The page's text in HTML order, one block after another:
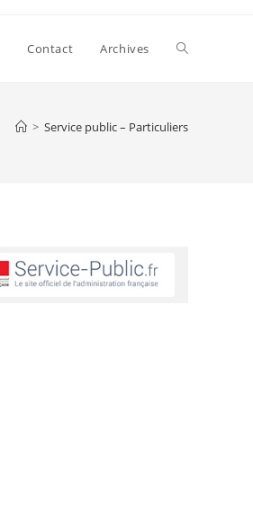
Contact Archives
> Service public – Particuliers